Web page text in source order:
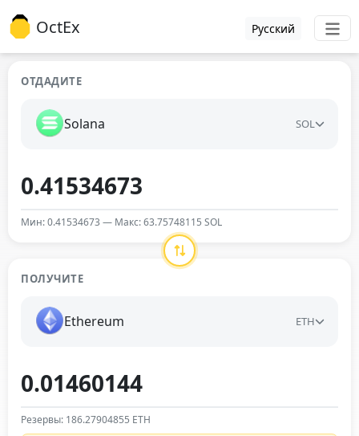
OctEx Русский
ОТДАДИТЕ
Solana SOL
Мин: 0.41534673 — Макс: 63.75748115 SOL
ПОЛУЧИТЕ
Ethereum ETH
Резервы: 186.27904855 ETH